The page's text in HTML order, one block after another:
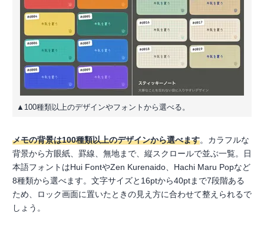
▲100種類以上のデザインやフォントから選べる。
メモの背景は100種類以上のデザインから選べます。カラフルな
背景から方眼紙、罫線、無地まで、縦スクロールで並ぶ一覧。日
本語フォントはHui FontやZen Kurenaido、Hachi Maru Popなど
8種類から選べます。文字サイズと16ptから40ptまで7段階ある
ため、ロック画面に置いたときの見え方に合わせて整えられるで
しょう。